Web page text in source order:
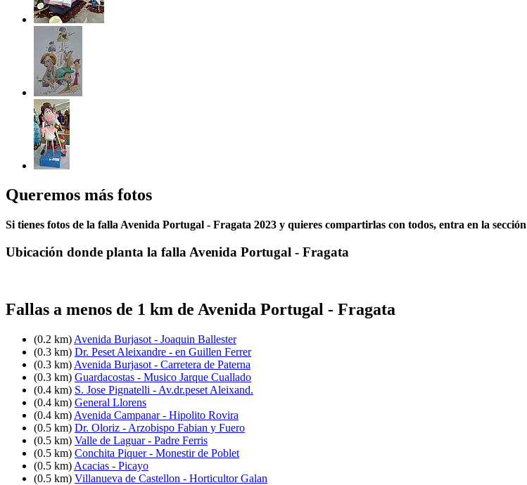
Queremos más fotos
Si tienes fotos de la falla Avenida Portugal - Fragata 2023 y quieres compartirlas con todos, entra en la sección
Ubicación donde planta la falla Avenida Portugal - Fragata
Fallas a menos de 1 km de Avenida Portugal - Fragata
(0.2 km) Avenida Burjasot - Joaquin Ballester
(0.3 km) Dr. Peset Aleixandre - en Guillen Ferrer
(0.3 km) Avenida Burjasot - Carretera de Paterna
(0.3 km) Guardacostas - Musico Jarque Cuallado
(0.4 km) S. Jose Pignatelli - Av.dr.peset Aleixand.
(0.4 km) General Llorens
(0.4 km) Avenida Campanar - Hipolito Rovira
(0.5 km) Dr. Oloriz - Arzobispo Fabian y Fuero
(0.5 km) Valle de Laguar - Padre Ferris
(0.5 km) Conchita Piquer - Monestir de Poblet
(0.5 km) Acacias - Picayo
(0.5 km) Villanueva de Castellon - Horticultor Galan